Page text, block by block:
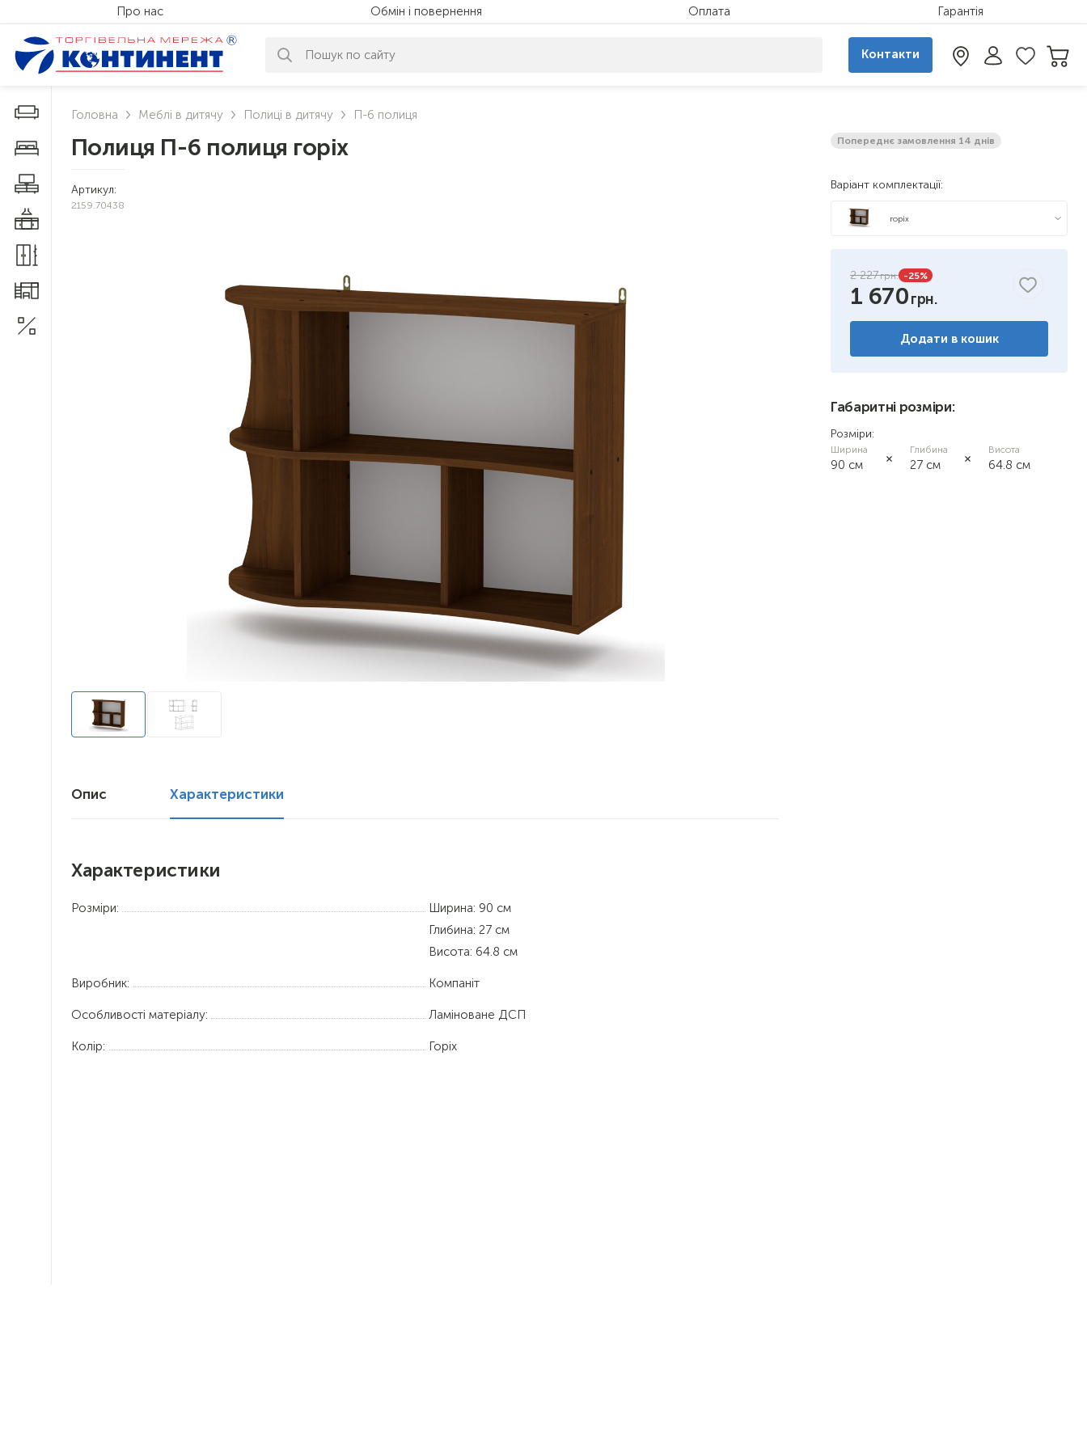
Про нас Обмін і повернення Оплата Гарантія
Контакти
Дивани і крісла
Меблі у спальню
Меблі у вітальню
Головна Меблі в дитячу Полиці в дитячу П-6 полиця
Полиця П-6 полиця горіх
Артикул:
2159.70438
Опис Характеристики
Характеристики
Розміри:
Ширина: 90 см
Глибина: 27 см
Висота: 64.8 см
Виробник: Компаніт
Особливості матеріалу: Ламіноване ДСП
Колір: Горіх
Попереднє замовлення 14 днів
Варіант комплектації:
горіх
бук
2 227 -25%
1 670
Додати в кошик
Габаритні розміри:
Розміри:
Ширина
90 см
Глибина
27 см
Висота
64.8 см